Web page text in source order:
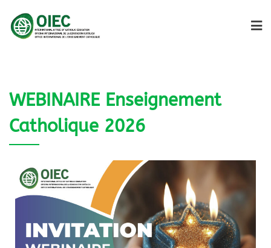
WEBINAIRE Enseignement
Catholique 2026